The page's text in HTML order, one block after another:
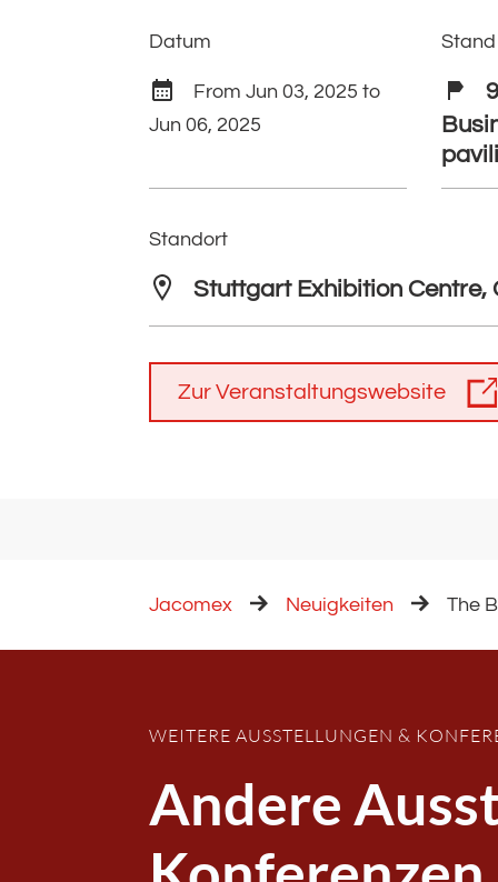
Datum
From Jun 03, 2025 to
Jun 06, 2025
Stand
Standort
Stuttgart Exhibition Centre,
Zur Veranstaltungswebsite
Jacomex Neuigkeiten The
WEITERE AUSSTELLUNGEN &
Andere